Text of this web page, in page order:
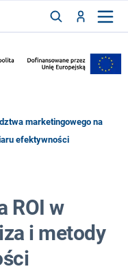
marketingowego na
efektywności
ROI w
i metody